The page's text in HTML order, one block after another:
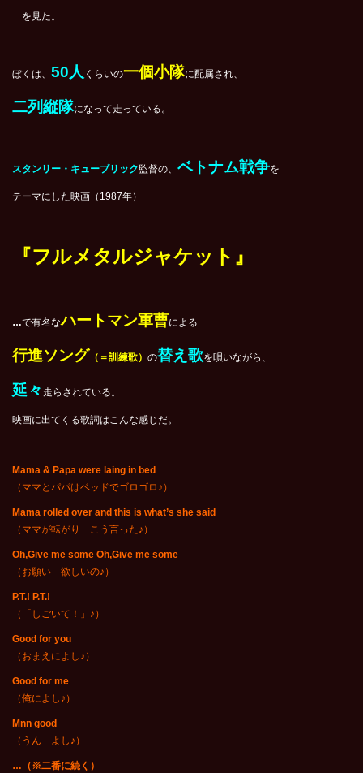
…を見た。
ぼくは、 50人 くらいの一個小隊に配属され、
二列縦隊になって走っている。
スタンリー・キューブリック監督の、 ベトナム戦争を
テーマにした映画（1987年）
『フルメタルジャケット』
…で有名なハートマン軍曹による
行進ソング （＝訓練歌） の替え歌を唄いながら、
延々 走らされている。
映画に出てくる歌詞はこんな感じだ。
Mama & Papa were laing in bed
（ママとパパはベッドでゴロゴロ♪）
Mama rolled over and this is what’s she said
（ママが転がり こう言った♪）
Oh,Give me some Oh,Give me some
（お願い 欲しいの♪）
P.T.! P.T.!
（「しごいて！」♪）
Good for you
（おまえによし♪）
Good for me
（俺によし♪）
Mnn good
（うん よし♪）
… （※二番に続く）